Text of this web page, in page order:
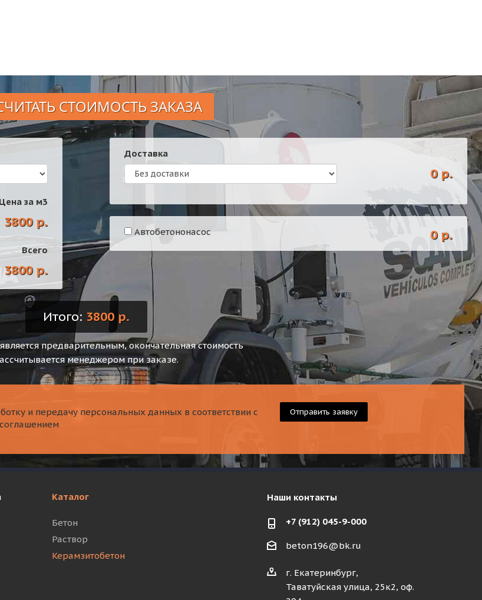
СТОИМОСТЬ ЗАКАЗА
Цена за м3
3800 р.
Всего
3800 р.
Доставка
0 р.
Автобетононасос 0 р.
Итого: 3800 р.
предварительным, окончательная стоимость
менеджером при заказе.
и передачу персональных данных в соответствии с
Отправить заявку
Каталог
Бетон
Раствор
Керамзитобетон
Наши контакты
+7 (912) 045-9-000
beton196@bk.ru
г. Екатеринбург,
Таватуйская улица, 25к2, оф.